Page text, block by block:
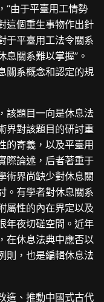
“由于平臺用工情勢
這個重生事物作出針
于平臺用工法令關系
關系難以掌握”。
關系概念和認定的規
該題目一向是休息法
界對該題目的研討重
的寄義，以及平臺用
際論述，后者著重于
術界尚缺少對休息關
。有學者對休息關系
屬性的內在界定以及
年夜切磋空間。近年
在休息法典中應否以
則，也是編輯休息法
造、推動中國式古代